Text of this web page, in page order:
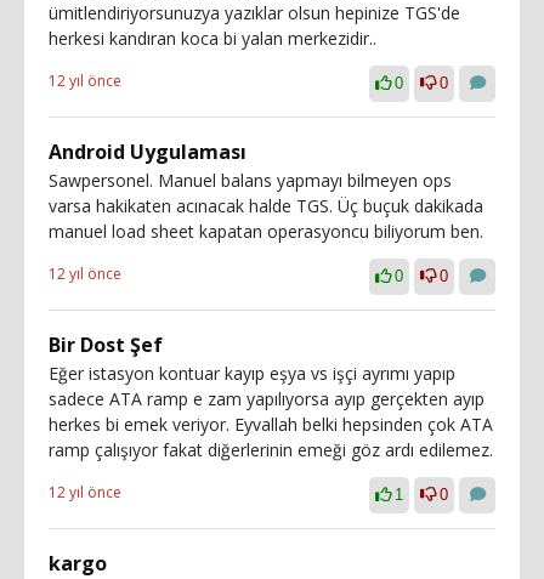
ümitlendiriyorsunuzya yazıklar olsun hepinize TGS'de
herkesi kandıran koca bi yalan merkezidir..
12 yıl önce 0 0
Android Uygulaması
Sawpersonel. Manuel balans yapmayı bilmeyen ops
varsa hakikaten acınacak halde TGS. Üç buçuk dakikada
manuel load sheet kapatan operasyoncu biliyorum ben.
12 yıl önce 0 0
Bir Dost Şef
Eğer istasyon kontuar kayıp eşya vs işçi ayrımı yapıp
sadece ATA ramp e zam yapılıyorsa ayıp gerçekten ayıp
herkes bi emek veriyor. Eyvallah belki hepsinden çok ATA
ramp çalışıyor fakat diğerlerinin emeği göz ardı edilemez.
12 yıl önce 1 0
kargo